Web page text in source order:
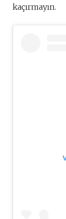
kaçırmayın.